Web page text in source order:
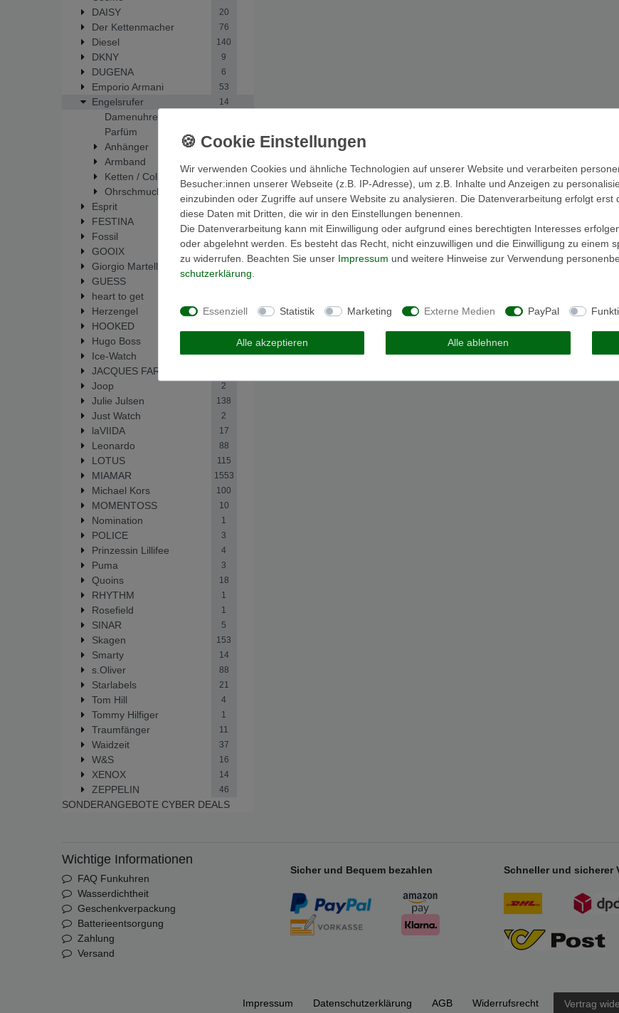
DAISY 20
Der Kettenmacher 76
Diesel 140
DKNY 9
DUGENA 6
Emporio Armani 53
Engelsrufer 14
Damenuhren
Parfüm
Anhänger 7
Armband
Ketten / Collier
Ohrschmuck
Esprit
FESTINA
Fossil
GOOIX
Giorgio Martello
GUESS
heart to get
Herzengel 14
HOOKED
Hugo Boss
Ice-Watch 1
JACQUES FAREL
Joop 2
Julie Julsen 138
Just Watch 2
laVIIDA 17
Leonardo 88
LOTUS 115
MIAMAR 1553
Michael Kors 100
MOMENTOSS 10
Nomination 1
POLICE 3
Prinzessin Lillifee 4
Puma 3
Quoins 18
RHYTHM 1
Rosefield 1
SINAR 5
Skagen 153
Smarty 14
s.Oliver 88
Starlabels 21
Tom Hill 4
Tommy Hilfiger 1
Traumfänger 11
Waidzeit 37
W&S 16
XENOX 14
ZEPPELIN 46
SONDERANGEBOTE CYBER DEALS
Wichtige Informationen
FAQ Funkuhren
Wasserdichtheit
Geschenkverpackung
Batterieentsorgung
Zahlung
Versand
Sicher und Bequem bezahlen Schneller und sicherer
Impressum Daten­schutz­erklärung AGB Widerrufs­recht Vertrag
Wir verwenden Cookies und ähnliche Technologien auf unserer Website und verarbeiten
Besucher:innen unserer Webseite (z.B. IP-Adresse), um z.B. Inhalte und Anzeigen zu
einzubinden oder Zugriffe auf unsere Website zu analysieren. Die Datenverarbeitung erfolgt erst
diese Daten mit Dritten, die wir in den Einstellungen benennen.
Die Datenverarbeitung kann mit Einwilligung oder aufgrund eines berechtigten Interesses
oder abgelehnt werden. Es besteht das Recht, nicht einzuwilligen und die Einwilligung zu einem
zu widerrufen. Beachten Sie unser Impressum und weitere Hinweise zur Verwendung
schutz­erklärung.
Essenziell Statistik Marketing Externe Medien PayPal
Alle akzeptieren Alle ablehnen